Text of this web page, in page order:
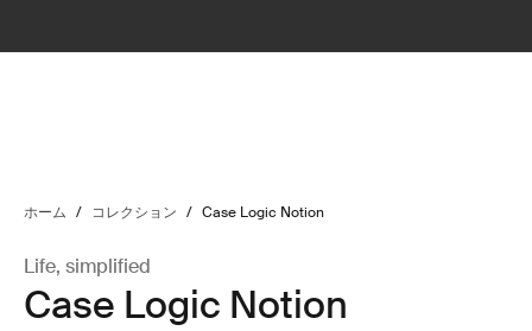
ホーム / コレクション / Case Logic Notion
Life, simplified
Case Logic Notion